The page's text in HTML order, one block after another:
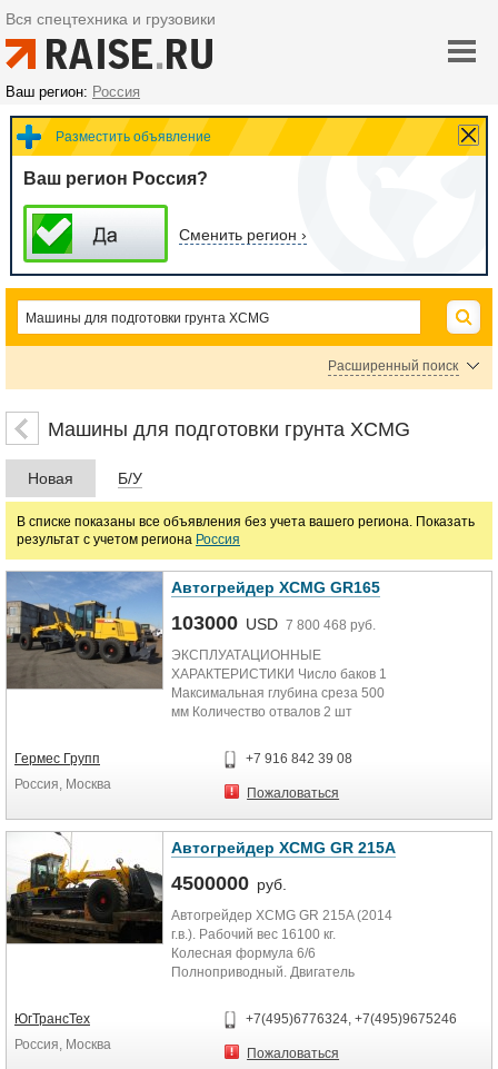
Вся спецтехника и грузовики
Ваш регион: Россия
Разместить объявление
Ваш регион Россия?
Сменить регион ›
Расширенный поиск
Цена
руб.
Машины для подготовки грунта XCMG
Новая Б/У
В списке показаны все объявления без учета вашего региона. Показать
результат с учетом региона Россия
Автогрейдер XCMG GR165
103000 USD 7 800 468 руб.
ЭКСПЛУАТАЦИОННЫЕ
ХАРАКТЕРИСТИКИ Число баков 1
Максимальная глубина среза 500
мм Количество отвалов 2 шт
170 л.с. Тип...
Гермес Групп
Россия, Москва
+7 916 842 39 08
Пожаловаться
Автогрейдер XCMG GR 215A
4500000 руб.
Автогрейдер XCMG GR 215A (2014
г.в.). Рабочий вес 16100 кг.
Колесная формула 6/6
Полноприводный. Двигатель
ЮгТрансТех
Россия, Москва
+7(495)6776324, +7(495)9675246
Пожаловаться